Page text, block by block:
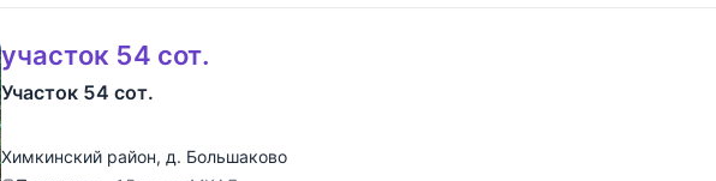
участок 54 сот.
Участок 54 сот.
Химкинский район, д. Большаково